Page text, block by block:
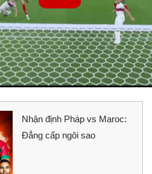
Nhận định Pháp vs Maroc:
Đẳng cấp ngôi sao